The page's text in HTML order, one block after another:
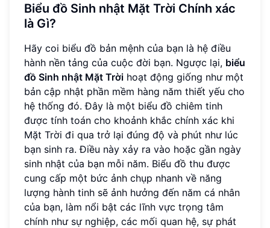
Biểu đồ Sinh nhật Mặt Trời Chính xác
là Gì?
Hãy coi biểu đồ bản mệnh của bạn là hệ điều
hành nền tảng của cuộc đời bạn. Ngược lại, biểu
đồ Sinh nhật Mặt Trời hoạt động giống như một
bản cập nhật phần mềm hàng năm thiết yếu cho
hệ thống đó. Đây là một biểu đồ chiêm tinh
được tính toán cho khoảnh khắc chính xác khi
Mặt Trời đi qua trở lại đúng độ và phút như lúc
bạn sinh ra. Điều này xảy ra vào hoặc gần ngày
sinh nhật của bạn mỗi năm. Biểu đồ thu được
cung cấp một bức ảnh chụp nhanh về năng
lượng hành tinh sẽ ảnh hưởng đến năm cá nhân
của bạn, làm nổi bật các lĩnh vực trọng tâm
chính như sự nghiệp, các mối quan hệ, sự phát